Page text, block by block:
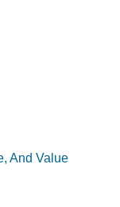
And Value